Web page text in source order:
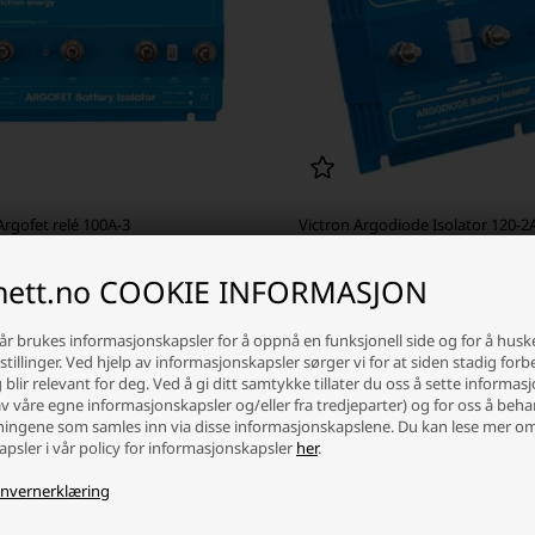
COOKIE INFORMASJON
brukes informasjonskapsler for å oppnå en funksjonell side og for å
Ved hjelp av informasjonskapsler sørger vi for at siden stadig
relevant for deg. Ved å gi ditt samtykke tillater du oss å sette
våre egne informasjonskapsler og/eller fra tredjeparter) og for oss å
som samles inn via disse informasjonskapslene. Du kan lese mer
i vår policy for informasjonskapsler her.
relé 100A-3
NOK
+
Victron Argodiode Isolator 120-
982,50 NOK
- +